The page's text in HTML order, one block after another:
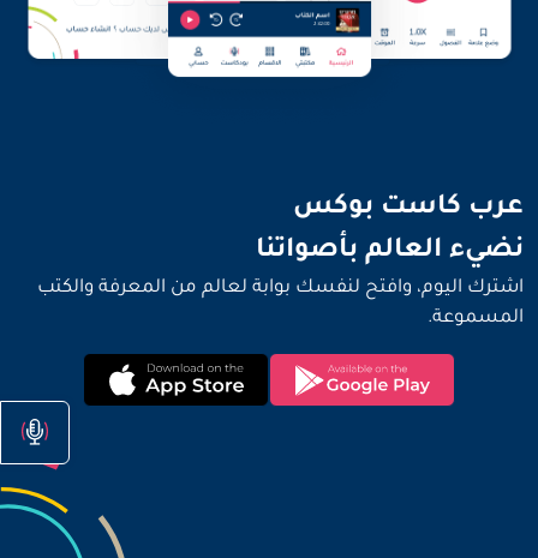
عرب كاست بوكس
نضيء العالم بأصواتنا
اشترك اليوم، وافتح لنفسك بوابة لعالم من المعرفة والكتب
المسموعة.